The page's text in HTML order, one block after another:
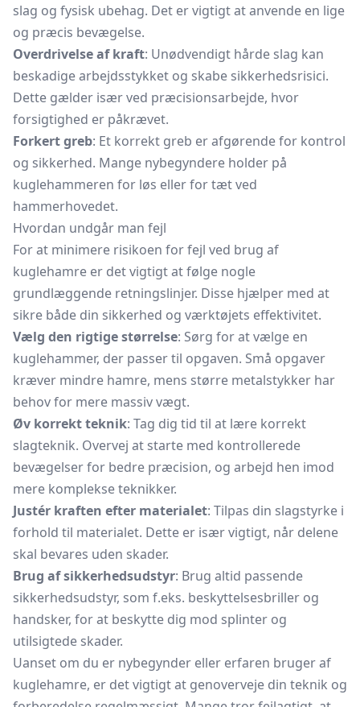
slag og fysisk ubehag. Det er vigtigt at anvende en lige
og præcis bevægelse.
Overdrivelse af kraft: Unødvendigt hårde slag kan
beskadige arbejdsstykket og skabe sikkerhedsrisici.
Dette gælder især ved præcisionsarbejde, hvor
forsigtighed er påkrævet.
Forkert greb: Et korrekt greb er afgørende for kontrol
og sikkerhed. Mange nybegyndere holder på
kuglehammeren for løs eller for tæt ved
hammerhovedet.
Hvordan undgår man fejl
For at minimere risikoen for fejl ved brug af
kuglehamre er det vigtigt at følge nogle
grundlæggende retningslinjer. Disse hjælper med at
sikre både din sikkerhed og værktøjets effektivitet.
Vælg den rigtige størrelse: Sørg for at vælge en
kuglehammer, der passer til opgaven. Små opgaver
kræver mindre hamre, mens større metalstykker har
behov for mere massiv vægt.
Øv korrekt teknik: Tag dig tid til at lære korrekt
slagteknik. Overvej at starte med kontrollerede
bevægelser for bedre præcision, og arbejd hen imod
mere komplekse teknikker.
Justér kraften efter materialet: Tilpas din slagstyrke i
forhold til materialet. Dette er især vigtigt, når delene
skal bevares uden skader.
Brug af sikkerhedsudstyr: Brug altid passende
sikkerhedsudstyr, som f.eks. beskyttelsesbriller og
handsker, for at beskytte dig mod splinter og
utilsigtede skader.
Uanset om du er nybegynder eller erfaren bruger af
kuglehamre, er det vigtigt at genoverveje din teknik og